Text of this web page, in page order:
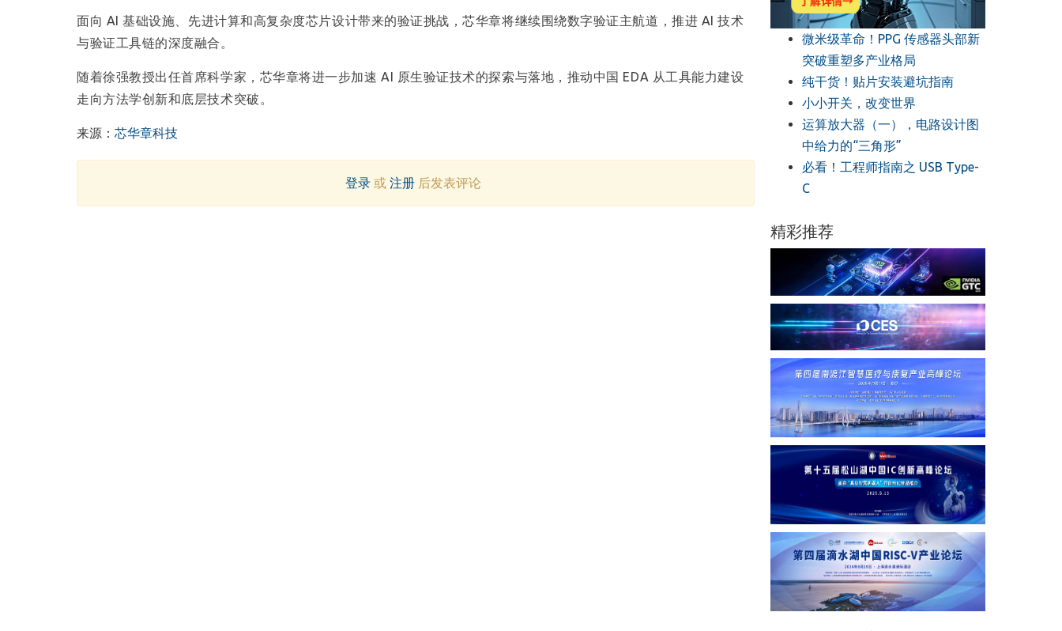
面向 AI 基础设施、先进计算和高复杂度芯片设计带来的验证挑战，芯华章将继续围绕数字验证主航道，推进 AI 技术
与验证工具链的深度融合。
随着徐强教授出任首席科学家，芯华章将进一步加速 AI 原生验证技术的探索与落地，推动中国 EDA 从工具能力建设
走向方法学创新和底层技术突破。
来源： 芯华章科技
登录 或注册 后发表评论
微米级革命！PPG 传感器头部新
突破重塑多产业格局
纯干货！贴片安装避坑指南
小小开关，改变世界
运算放大器（一），电路设计图
中给力的“三角形”
必看！工程师指南之 USB Type-
C
精彩推荐